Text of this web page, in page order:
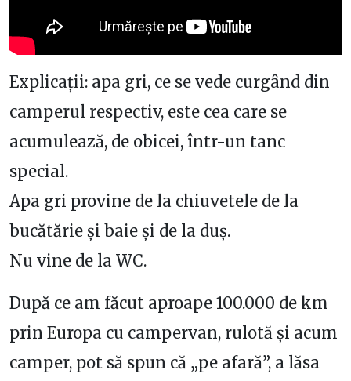
Explicații: apa gri, ce se vede curgând din
camperul respectiv, este cea care se
acumulează, de obicei, într-un tanc
special.
Apa gri provine de la chiuvetele de la
bucătărie și baie și de la duș.
Nu vine de la WC.
După ce am făcut aproape 100.000 de km
prin Europa cu campervan, rulotă și acum
camper, pot să spun că „pe afară”, a lăsa